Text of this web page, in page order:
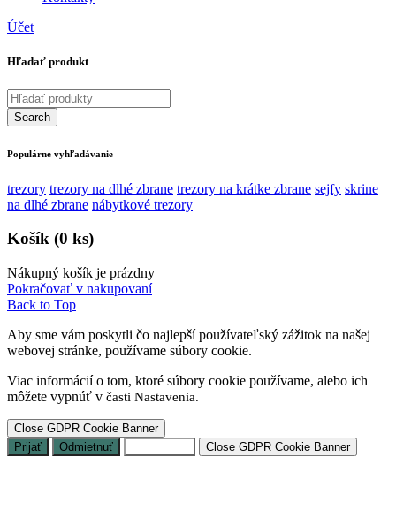
Účet
Hľadať produkt
Populárne vyhľadávanie
trezory trezory na dlhé zbrane trezory na krátke zbrane sejfy skrine
na dlhé zbrane nábytkové trezory
Košík (0 ks)
Nákupný košík je prázdny
Pokračovať v nakupovaní
Back to Top
Aby sme vám poskytli čo najlepší používateľský zážitok na našej
webovej stránke, používame súbory cookie.
Viac informácií o tom, ktoré súbory cookie používame, alebo ich
môžete vypnúť v časti Nastavenia.
Close GDPR Cookie Banner
Prijať
Odmietnuť Close GDPR Cookie Banner